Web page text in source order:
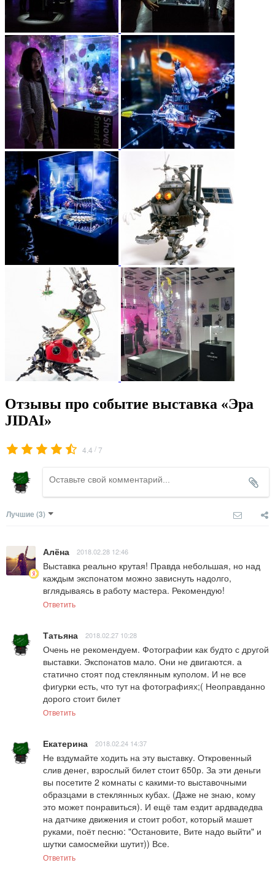
Отзывы про событие выставка «Эра
JIDAI»
4.4 /7
Лучшие (3)
Алёна 2018.02.28 12:46
Выставка реально крутая! Правда небольшая, но над
каждым экспонатом можно зависнуть надолго,
вглядываясь в работу мастера. Рекомендую!
Ответить
Татьяна 2018.02.27 10:28
Очень не рекомендуем. Фотографии как будто с другой
выставки. Экспонатов мало. Они не двигаются. а
статично стоят под стеклянным куполом. И не все
фигурки есть, что тут на фотографиях;( Неоправданно
дорого стоит билет
Ответить
Екатерина 2018.02.24 14:37
Не вздумайте ходить на эту выставку. Откровенный
слив денег, взрослый билет стоит 650р. За эти деньги
вы посетите 2 комнаты с какими-то выставочными
образцами в стеклянных кубах. (Даже не знаю, кому
это может понравиться). И ещё там ездит ардвадедва
на датчике движения и стоит робот, который машет
руками, поёт песню: "Остановите, Вите надо выйти" и
шутки самосмейки шутит)) Все.
Ответить